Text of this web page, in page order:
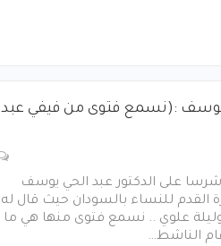
:(نسمع فتوى من فيفي
على الدكتور عبد الحي يوسف
القدم للنساء بالسودان حيث قال
علوي .. نسمع فتوى منها هي ما
الناشط…